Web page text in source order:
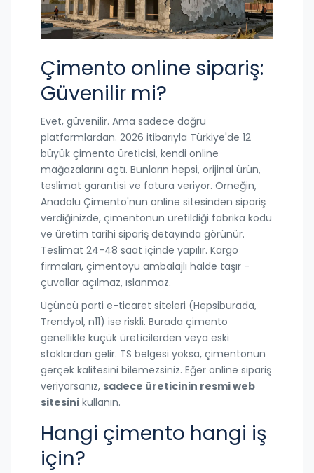
Çimento online sipariş:
Güvenilir mi?
Evet, güvenilir. Ama sadece doğru
platformlardan. 2026 itibarıyla Türkiye'de 12
büyük çimento üreticisi, kendi online
mağazalarını açtı. Bunların hepsi, orijinal ürün,
teslimat garantisi ve fatura veriyor. Örneğin,
Anadolu Çimento'nun online sitesinden sipariş
verdiğinizde, çimentonun üretildiği fabrika kodu
ve üretim tarihi sipariş detayında görünür.
Teslimat 24-48 saat içinde yapılır. Kargo
firmaları, çimentoyu ambalajlı halde taşır -
çuvallar açılmaz, ıslanmaz.
Üçüncü parti e-ticaret siteleri (Hepsiburada,
Trendyol, n11) ise riskli. Burada çimento
genellikle küçük üreticilerden veya eski
stoklardan gelir. TS belgesi yoksa, çimentonun
gerçek kalitesini bilemezsiniz. Eğer online sipariş
veriyorsanız, sadece üreticinin resmi web
sitesini kullanın.
Hangi çimento hangi iş
için?